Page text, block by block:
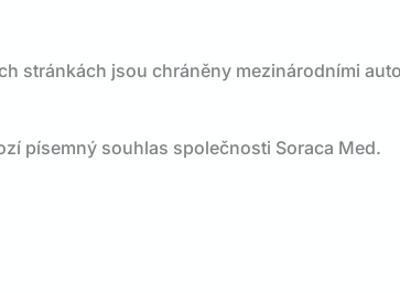
stránkách jsou chráněny mezinárodními
písemný souhlas společnosti Soraca Med.